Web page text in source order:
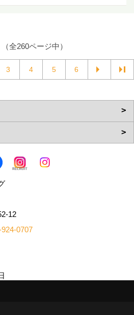
全260ページ中）
3 4 5 6
12
0707